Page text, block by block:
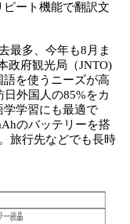
ート機能で翻訳文
最多、今年も8月ま
政府観光局（JNTO)
を使うニーズが高
外国人の85%をカ
学習にも最適で
のバッテリーを搭
旅行先などでも長時